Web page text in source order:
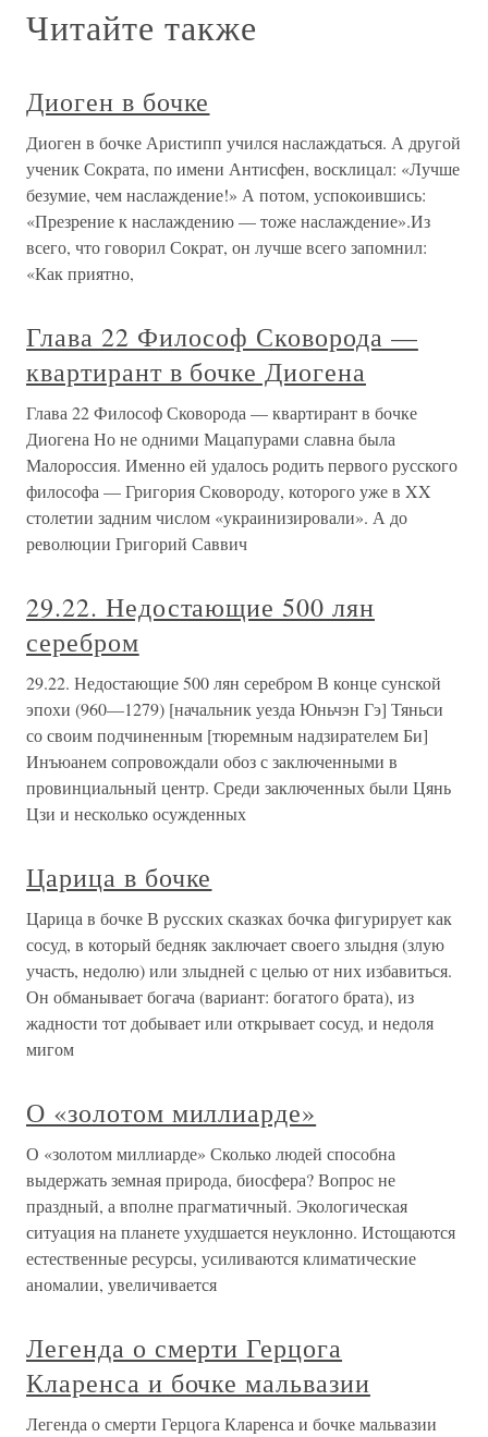
Читайте также
Диоген в бочке
Диоген в бочке Аристипп учился наслаждаться. А другой
ученик Сократа, по имени Антисфен, восклицал: «Лучше
безумие, чем наслаждение!» А потом, успокоившись:
«Презрение к наслаждению — тоже наслаждение».Из
всего, что говорил Сократ, он лучше всего запомнил:
«Как приятно,
Глава 22 Философ Сковорода —
квартирант в бочке Диогена
Глава 22 Философ Сковорода — квартирант в бочке
Диогена Но не одними Мацапурами славна была
Малороссия. Именно ей удалось родить первого русского
философа — Григория Сковороду, которого уже в XX
столетии задним числом «украинизировали». А до
революции Григорий Саввич
29.22. Недостающие 500 лян
серебром
29.22. Недостающие 500 лян серебром В конце сунской
эпохи (960—1279) [начальник уезда Юньчэн Гэ] Тяньси
со своим подчиненным [тюремным надзирателем Би]
Инъюанем сопровождали обоз с заключенными в
провинциальный центр. Среди заключенных были Цянь
Цзи и несколько осужденных
Царица в бочке
Царица в бочке В русских сказках бочка фигурирует как
сосуд, в который бедняк заключает своего злыдня (злую
участь, недолю) или злыдней с целью от них избавиться.
Он обманывает богача (вариант: богатого брата), из
жадности тот добывает или открывает сосуд, и недоля
мигом
О «золотом миллиарде»
О «золотом миллиарде» Сколько людей способна
выдержать земная природа, биосфера? Вопрос не
праздный, а вполне прагматичный. Экологическая
ситуация на планете ухудшается неуклонно. Истощаются
естественные ресурсы, усиливаются климатические
аномалии, увеличивается
Легенда о смерти Герцога
Кларенса и бочке мальвазии
Легенда о смерти Герцога Кларенса и бочке мальвазии